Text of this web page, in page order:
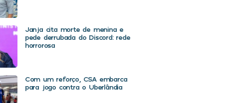
Janja cita morte de menina e
pede derrubada do Discord: rede
horrorosa
Com um reforço, CSA embarca
para jogo contra o Uberlândia